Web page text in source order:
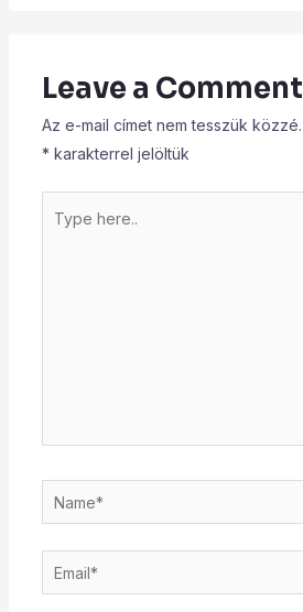
Leave a Comment
Az e-mail címet nem tesszük közzé.
* karakterrel jelöltük
here..
Name*
Email*